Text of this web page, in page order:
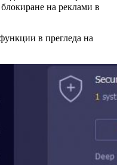
на реклами в
в прегледа на